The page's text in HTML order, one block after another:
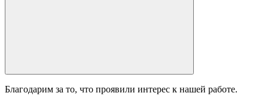
Благодарим за то, что проявили интерес к нашей работе.